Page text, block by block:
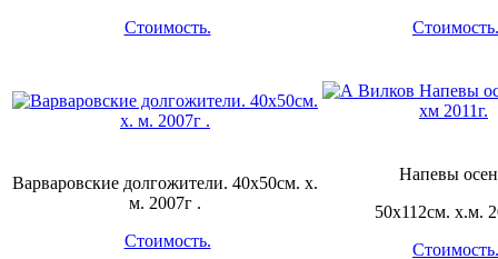
Стоимость.
Стоимость.
Варваровские долгожители. 40х50см. х.
м. 2007г .
Стоимость.
Напевы
50х112см. х.м.
Стоимость.